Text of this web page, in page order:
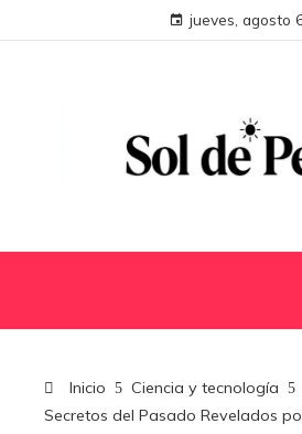
jueves, agosto
Inicio
Ciencia y tecnología
Secretos del Pasado Revelados